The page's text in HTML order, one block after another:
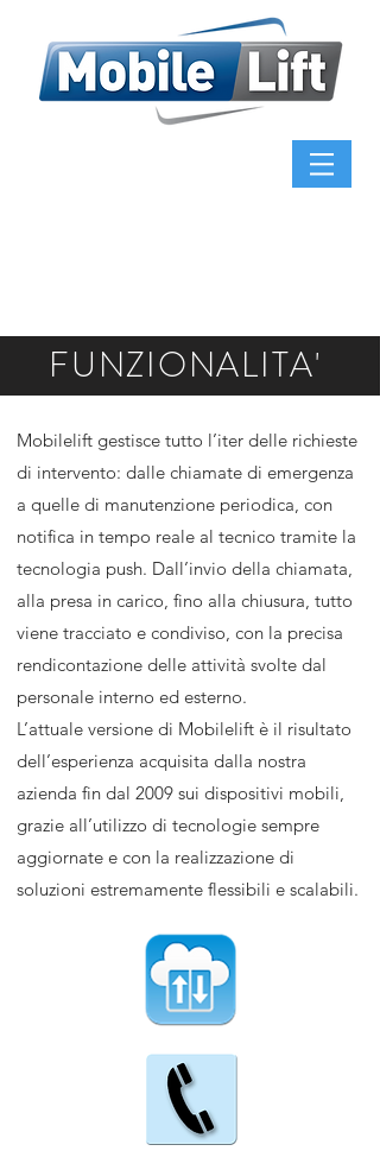
FUNZIONALITA'
Mobilelift gestisce tutto l’iter delle richieste
di intervento: dalle chiamate di emergenza
a quelle di manutenzione periodica, con
notifica in tempo reale al tecnico tramite la
tecnologia push. Dall’invio della chiamata,
alla presa in carico, fino alla chiusura, tutto
viene tracciato e condiviso, con la precisa
rendicontazione delle attività svolte dal
personale interno ed esterno.
L’attuale versione di Mobilelift è il risultato
dell’esperienza acquisita dalla nostra
azienda fin dal 2009 sui dispositivi mobili,
grazie all’utilizzo di tecnologie sempre
aggiornate e con la realizzazione di
soluzioni estremamente flessibili e scalabili.